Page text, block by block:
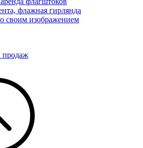
флажная гирлянда
своим изображением